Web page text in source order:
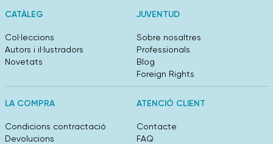
CATÀLEG
Col·leccions
Autors i il·lustradors
Novetats
JUVENTUD
Sobre nosaltres
Professionals
Blog
Foreign Rights
LA COMPRA
Condicions contractació
Devolucions
ATENCIÓ CLIENT
Contacte
FAQ